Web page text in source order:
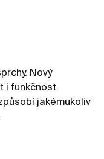
Nový
i funkčnost.
jakémukoliv